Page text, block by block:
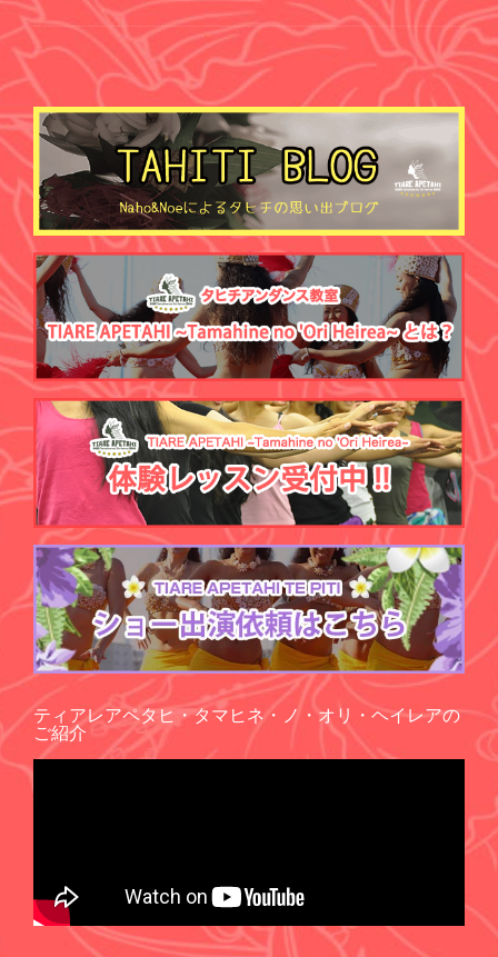
ティアレアペタヒ・タマヒネ・ノ・オリ・ヘイレアの
ご紹介